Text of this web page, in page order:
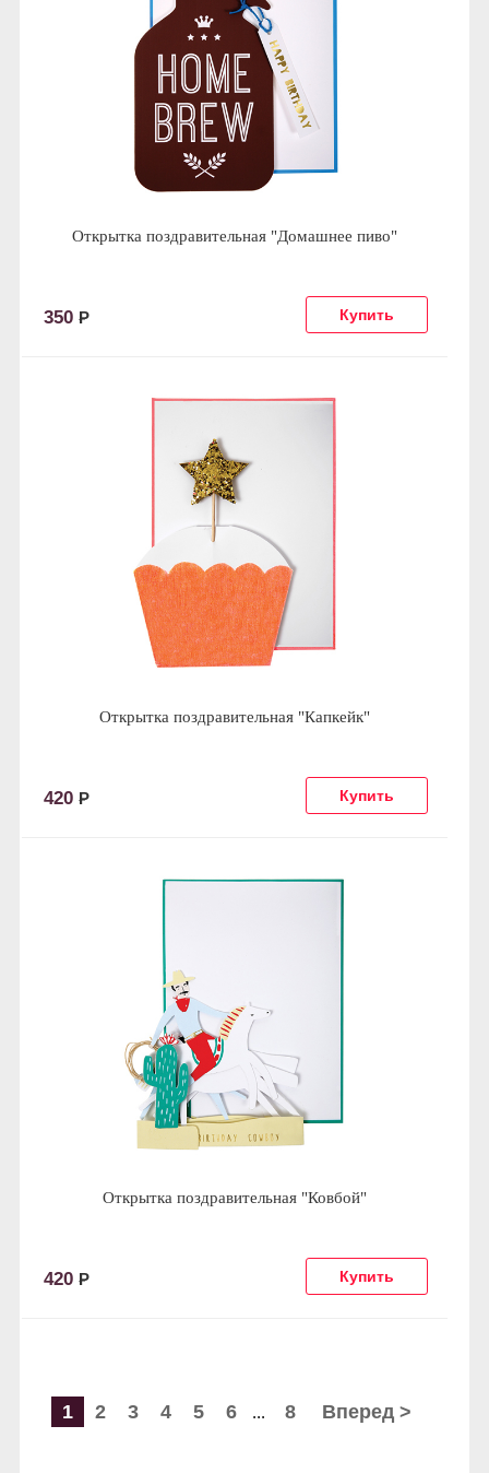
Открытка поздравительная "Домашнее пиво"
350 Р
Открытка поздравительная "Капкейк"
420 Р
Открытка поздравительная "Ковбой"
420 Р
1 2 3 4 5 6 ... 8 Вперед >